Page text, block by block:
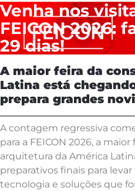
Venha nos
FEICON 2026:
29 dias!
A maior feira da
Latina está
prepara grandes
A contagem regressiva
para a FEICON 2026, a
arquitetura da América
preparativos finais para
tecnologia e soluções que